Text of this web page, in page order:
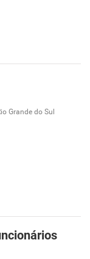
Grande do Sul